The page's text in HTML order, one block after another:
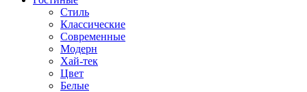
Стиль
Классические
Современные
Модерн
Хай-тек
Цвет
Белые